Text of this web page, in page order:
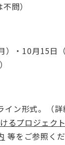
問）
）・10月15日
イン形式。（詳
るプロジェク
等をご参照くだ